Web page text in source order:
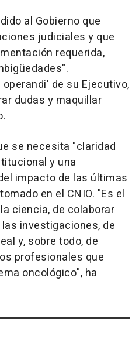
al Gobierno que
judiciales y que
requerida,
de su Ejecutivo,
dudas y maquillar
se necesita "claridad
y una
impacto de las últimas
en el CNIO. "Es el
ciencia, de colaborar
investigaciones, de
y, sobre todo, de
profesionales que
oncológico", ha